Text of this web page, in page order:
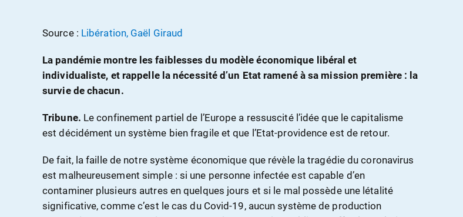
Source : Libération, Gaël Giraud
La pandémie montre les faiblesses du modèle économique libéral et
individualiste, et rappelle la nécessité d’un Etat ramené à sa mission première : la
survie de chacun.
Tribune. Le confinement partiel de l’Europe a ressuscité l’idée que le capitalisme
est décidément un système bien fragile et que l’Etat-providence est de retour.
De fait, la faille de notre système économique que révèle la tragédie du coronavirus
est malheureusement simple : si une personne infectée est capable d’en
contaminer plusieurs autres en quelques jours et si le mal possède une létalité
significative, comme c’est le cas du Covid-19, aucun système de production